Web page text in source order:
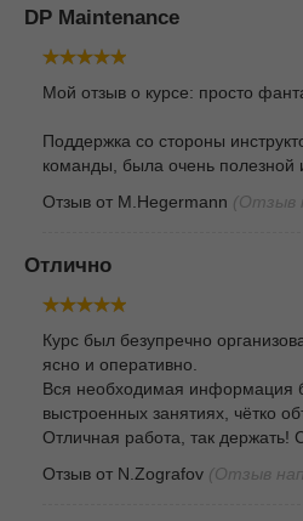
DP Maintenance
Мой отзыв о курсе: просто
Поддержка со стороны
команды, была очень полезной
Отзыв от M.Hegermann (Отзыв
Отлично
Курс был безупречно
ясно и оперативно.
Вся необходимая информация
выстроенных занятиях, чётко
Отличная работа, так держать!
Отзыв от N.Zografov (Отзыв